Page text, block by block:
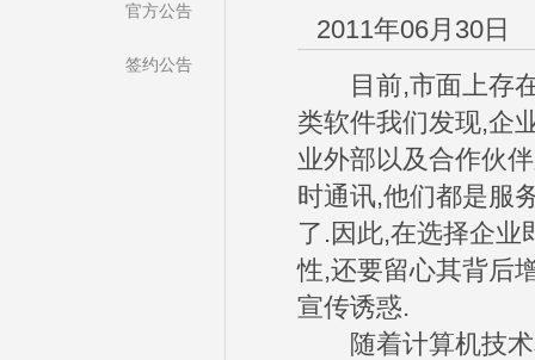
官方公告
签约公告
2011年06月30日
目前,市面上存在
类软件我们发现,企
业外部以及合作伙
时通讯,他们都是服
了.因此,在选择企业
性,还要留心其背后
宣传诱惑.
随着计算机技术